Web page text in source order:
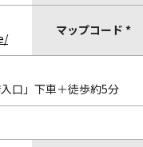
マップコード *
口」下車＋徒歩約5分